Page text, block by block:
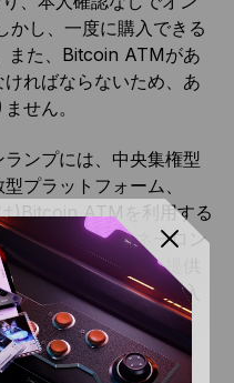
かし、一度に購入できる
また、Bitcoin ATMがあ
ればならないため、あ
せん。
ンプには、中央集権型
プラットフォーム、
)Bitcoin ATMを利用する
合において、マネーロン
、個人証明書類を提供
ンの支払い先は、購入
よって異なります。
の通貨システムから、